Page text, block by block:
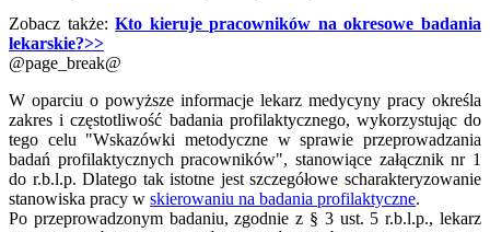
Zobacz także:Kto kieruje pracowników na okresowe badania
lekarskie?>>
@page_break@
W oparciu o powyższe informacje lekarz medycyny pracy określa
zakres i częstotliwość badania profilaktycznego, wykorzystując do
tego celu "Wskazówki metodyczne w sprawie przeprowadzania
badań profilaktycznych pracowników", stanowiące załącznik nr 1
do r.b.l.p. Dlatego tak istotne jest szczegółowe scharakteryzowanie
stanowiska pracy w skierowaniu na badania profilaktyczne.
Po przeprowadzonym badaniu, zgodnie z § 3 ust. 5 r.b.l.p., lekarz